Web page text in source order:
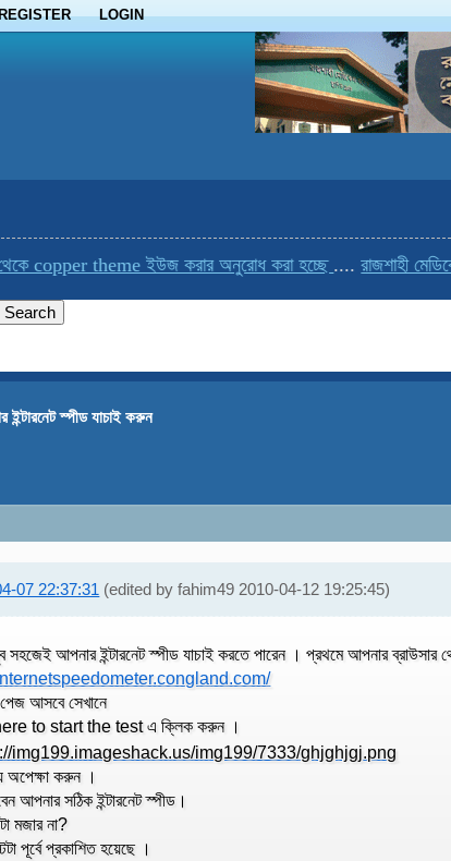
LOGIN
copper theme ইউজ করার অনুরোধ করা হচ্ছে.... রাজশাহী
ইন্টারনেট স্পীড যাচাই করুন
07 22:37:31 (edited by fahim49 2010-04-12 19:25:45)
আপনার ইন্টারনেট স্পীড যাচাই করতে পারেন । প্রথমে আপনার ব্রাউসার
আসবে সেখানে
to start the test এ ক্লিক করুন ।
অপেক্ষা করুন ।
আপনার সঠিক ইন্টারনেট স্পীড।
মজার না?
পূর্বে প্রকাশিত হয়েছে ।